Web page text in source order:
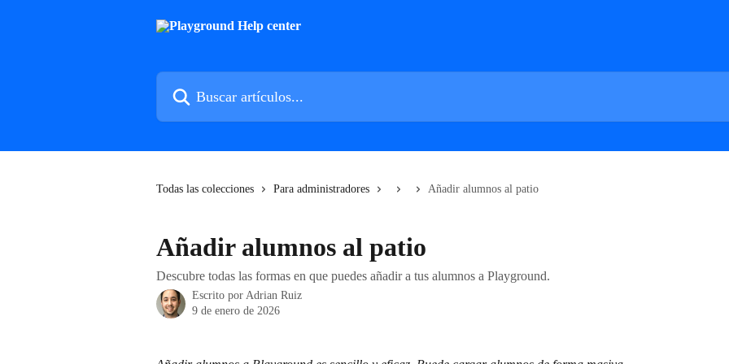
Todas las colecciones Para administradores Añadir alumnos al patio
Añadir alumnos al patio
Descubre todas las formas en que puedes añadir a tus alumnos a Playground.
Escrito por Adrian Ruiz
9 de enero de 2026